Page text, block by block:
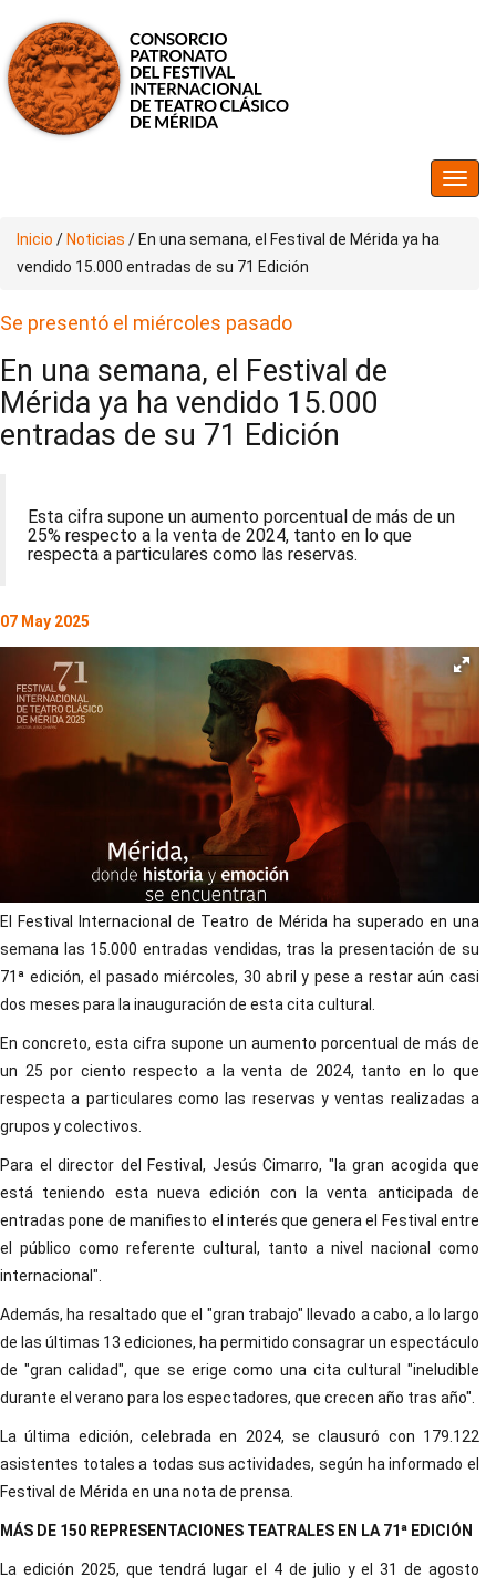
Inicio / Noticias / En una semana, el Festival de Mérida ya ha
vendido 15.000 entradas de su 71 Edición
Se presentó el miércoles pasado
En una semana, el Festival de
Mérida ya ha vendido 15.000
entradas de su 71 Edición
Esta cifra supone un aumento porcentual de más de un
25% respecto a la venta de 2024, tanto en lo que
respecta a particulares como las reservas.
07 May 2025
El Festival Internacional de Teatro de Mérida ha superado en una
semana las 15.000 entradas vendidas, tras la presentación de su
71ª edición, el pasado miércoles, 30 abril y pese a restar aún casi
dos meses para la inauguración de esta cita cultural.
En concreto, esta cifra supone un aumento porcentual de más de
un 25 por ciento respecto a la venta de 2024, tanto en lo que
respecta a particulares como las reservas y ventas realizadas a
grupos y colectivos.
Para el director del Festival, Jesús Cimarro, "la gran acogida que
está teniendo esta nueva edición con la venta anticipada de
entradas pone de manifiesto el interés que genera el Festival entre
el público como referente cultural, tanto a nivel nacional como
internacional".
Además, ha resaltado que el "gran trabajo" llevado a cabo, a lo largo
de las últimas 13 ediciones, ha permitido consagrar un espectáculo
de "gran calidad", que se erige como una cita cultural "ineludible
durante el verano para los espectadores, que crecen año tras año".
La última edición, celebrada en 2024, se clausuró con 179.122
asistentes totales a todas sus actividades, según ha informado el
Festival de Mérida en una nota de prensa.
MÁS DE 150 REPRESENTACIONES TEATRALES EN LA 71ª EDICIÓN
La edición 2025, que tendrá lugar el 4 de julio y el 31 de agosto